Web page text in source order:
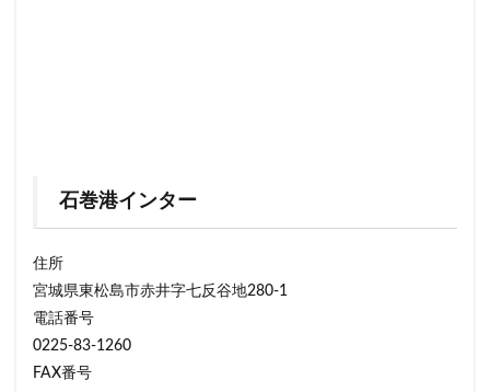
石巻港インター
住所
宮城県東松島市赤井字七反谷地280-1
電話番号
0225-83-1260
FAX番号